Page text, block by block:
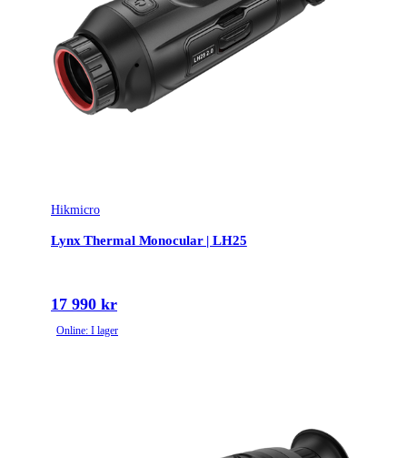
Hikmicro
Lynx Thermal Monocular | LH25
17 990 kr
Online: I lager